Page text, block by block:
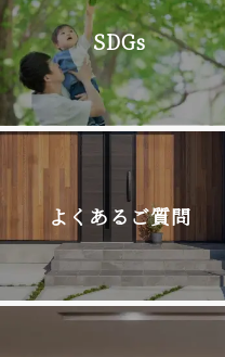
SDGs
よくあるご質問